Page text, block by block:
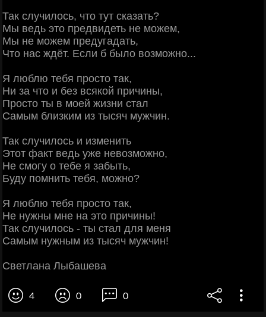
Так случилось, что тут сказать?
Мы ведь это предвидеть не можем,
Мы не можем предугадать,
Что нас ждёт. Если б было возможно...
Я люблю тебя просто так,
Ни за что и без всякой причины,
Просто ты в моей жизни стал
Самым близким из тысяч мужчин.
Так случилось и изменить
Этот факт ведь уже невозможно,
Не смогу о тебе я забыть,
Буду помнить тебя, можно?
Я люблю тебя просто так,
Не нужны мне на это причины!
Так случилось - ты стал для меня
Самым нужным из тысяч мужчин!
Светлана Лыбашева
4 0 0